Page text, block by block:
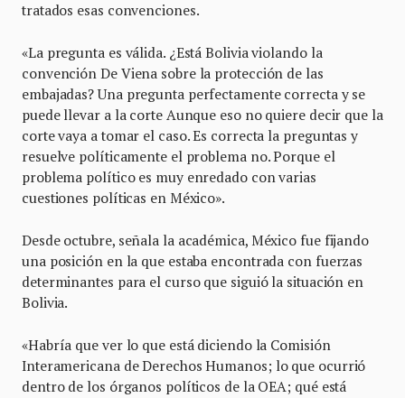
tratados esas convenciones.
«La pregunta es válida. ¿Está Bolivia violando la
convención De Viena sobre la protección de las
embajadas? Una pregunta perfectamente correcta y se
puede llevar a la corte Aunque eso no quiere decir que la
corte vaya a tomar el caso. Es correcta la preguntas y
resuelve políticamente el problema no. Porque el
problema político es muy enredado con varias
cuestiones políticas en México».
Desde octubre, señala la académica, México fue fijando
una posición en la que estaba encontrada con fuerzas
determinantes para el curso que siguió la situación en
Bolivia.
«Habría que ver lo que está diciendo la Comisión
Interamericana de Derechos Humanos; lo que ocurrió
dentro de los órganos políticos de la OEA; qué está